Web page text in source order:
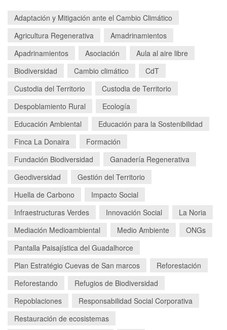
Adaptación y Mitigación ante el Cambio Climático
Agricultura Regenerativa
Amadrinamientos
Apadrinamientos
Asociación
Aula al aire libre
Biodiversidad
Cambio climático
CdT
Custodia del Territorio
Custodia de Territorio
Despoblamiento Rural
Ecología
Educación Ambiental
Educación para la Sostenibilidad
Finca La Donaira
Formación
Fundación Biodiversidad
Ganadería Regenerativa
Geodiversidad
Gestión del Territorio
Huella de Carbono
Impacto Social
Infraestructuras Verdes
Innovación Social
La Noria
Mediación Medioambiental
Medio Ambiente
ONGs
Pantalla Paisajística del Guadalhorce
Plan Estratégio Cuevas de San marcos
Reforestación
Reforestando
Refugios de Biodiversidad
Repoblaciones
Responsabilidad Social Corporativa
Restauración de ecosistemas